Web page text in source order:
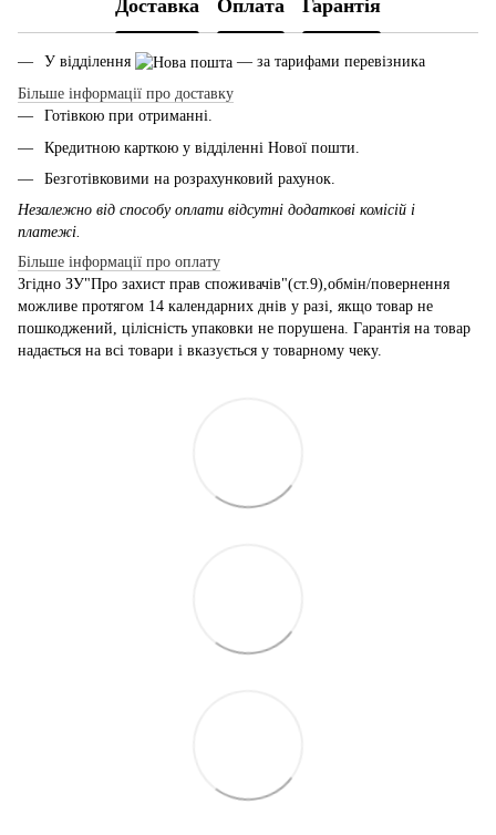
Доставка Оплата Гарантія
У відділення
— за тарифами перевізника
Більше інформації про доставку
Готівкою при отриманні.
Кредитною карткою у відділенні Нової пошти.
Безготівковими на розрахунковий рахунок.
Незалежно від способу оплати відсутні додаткові комісій і
платежі.
Більше інформації про оплату
Згідно ЗУ"Про захист прав споживачів"(ст.9),обмін/повернення
можливе протягом 14 календарних днів у разі, якщо товар не
пошкоджений, цілісність упаковки не порушена. Гарантія на товар
надається на всі товари і вказується у товарному чеку.